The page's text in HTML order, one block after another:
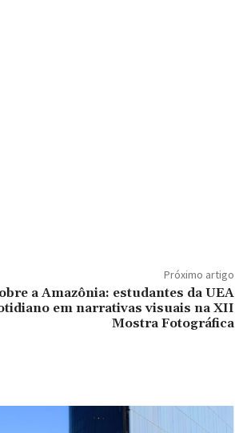
Próximo artigo
a Amazônia: estudantes da UEA
em narrativas visuais na XII
Mostra Fotográfica